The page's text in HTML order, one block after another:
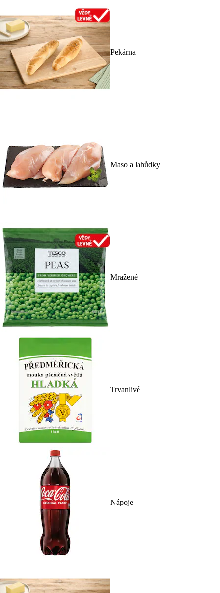
Pekárna
Maso a lahůdky
Mražené
Trvanlivé
Nápoje